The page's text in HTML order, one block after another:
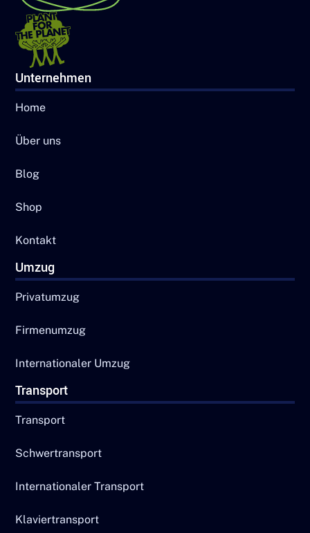
Unternehmen
Home
Über uns
Blog
Shop
Kontakt
Umzug
Privatumzug
Firmenumzug
Internationaler Umzug
Transport
Transport
Schwertransport
Internationaler Transport
Klaviertransport